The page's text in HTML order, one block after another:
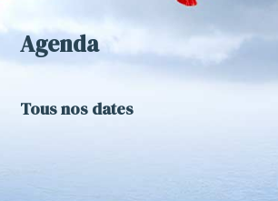
Agenda
Tous nos dates